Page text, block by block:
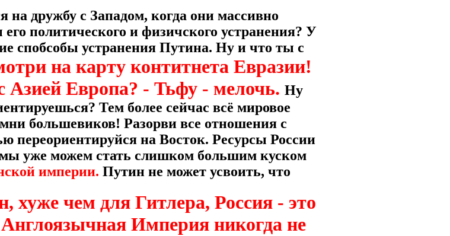
на дружбу с Западом, когда они массивно
политического и физичского устранения? У
спобсобы устранения Путина. Ну и что ты с
на карту контитнета Евразии!
Азией Европа? - Тьфу - мелочь. Ну
Тем более сейчас всё мировое
большевиков! Разорви все отношения с
переориентируйся на Восток. Ресурсы России
мы уже можем стать слишком большим куском
империи. Путин не может усвоить, что
хуже чем для Гитлера, Россия - это
Империя никогда не